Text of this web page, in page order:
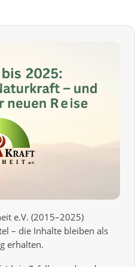
e.V. (2015–2025)
– die Inhalte bleiben als
erhalten.